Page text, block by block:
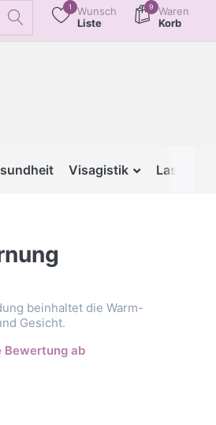
1
Wunsch
Liste
9
Waren
Korb
Visagistik Lash &
beinhaltet die Warm-
Gesicht.
Bewertung ab